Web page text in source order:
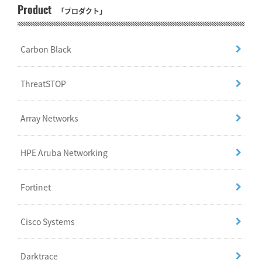
Product 「プロダクト」
Carbon Black
ThreatSTOP
Array Networks
HPE Aruba Networking
Fortinet
Cisco Systems
Darktrace